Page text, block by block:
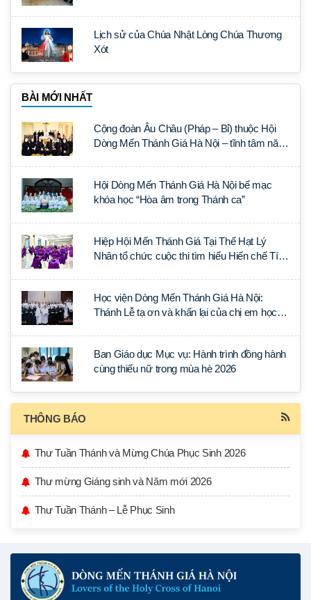
Lịch sử của Chúa Nhật Lòng Chúa Thương
Xót
BÀI MỚI NHẤT
Cộng đoàn Âu Châu (Pháp – Bỉ) thuộc Hội
Dòng Mến Thánh Giá Hà Nội – tĩnh tâm năm
Hội Dòng Mến Thánh Giá Hà Nội bế mạc
khóa học “Hòa âm trong Thánh ca”
Hiệp Hội Mến Thánh Giá Tại Thế Hạt Lý
Nhân tổ chức cuộc thi tìm hiểu Hiến chế Tín
Học viện Dòng Mến Thánh Giá Hà Nội:
Thánh Lễ tạ ơn và khấn lại của chị em học
Ban Giáo dục Mục vụ: Hành trình đồng hành
cùng thiếu nữ trong mùa hè 2026
THÔNG BÁO
Thư Tuần Thánh và Mừng Chúa Phục Sinh 2026
Thư mừng Giáng sinh và Năm mới 2026
Thư Tuần Thánh – Lễ Phục Sinh